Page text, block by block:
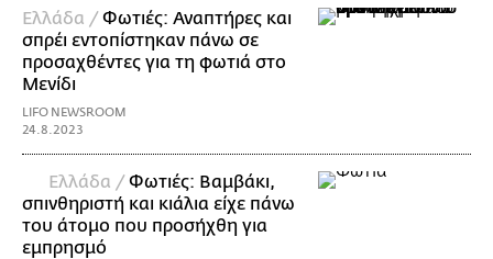
Ελλάδα /Φωτιές: Αναπτήρες και
σπρέι εντοπίστηκαν πάνω σε
προσαχθέντες για τη φωτιά στο
Μενίδι
LIFO NEWSROOM
24.8.2023
Ελλάδα /Φωτιές: Βαμβάκι,
σπινθηριστή και κιάλια είχε πάνω
του άτομο που προσήχθη για
εμπρησμό